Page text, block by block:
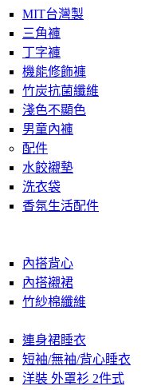
MIT台灣製
三角褲
丁字褲
機能修飾褲
竹炭抗菌纖維
淺色不顯色
男童內褲
配件
水餃襯墊
洗衣袋
香氛生活配件
內搭背心
內搭襯裙
竹紗棉纖維
連身裙睡衣
短袖/無袖/背心睡衣
洋裝 外罩衫 2件式